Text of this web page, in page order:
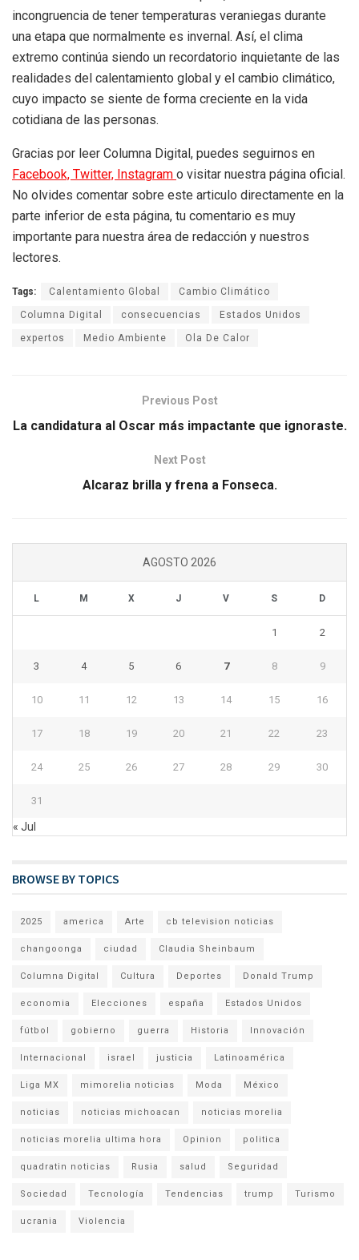
incongruencia de tener temperaturas veraniegas durante
una etapa que normalmente es invernal. Así, el clima
extremo continúa siendo un recordatorio inquietante de las
realidades del calentamiento global y el cambio climático,
cuyo impacto se siente de forma creciente en la vida
cotidiana de las personas.
Gracias por leer Columna Digital, puedes seguirnos en
Facebook, Twitter, Instagram o visitar nuestra página oficial.
No olvides comentar sobre este articulo directamente en la
parte inferior de esta página, tu comentario es muy
importante para nuestra área de redacción y nuestros
lectores.
Tags: Calentamiento Global Cambio Climático
Columna Digital consecuencias Estados Unidos
expertos Medio Ambiente Ola De Calor
Previous Post
La candidatura al Oscar más impactante que ignoraste.
Next Post
Alcaraz brilla y frena a Fonseca.
AGOSTO 2026
L M X J V S D
1 2
3 4 5 6 7 8 9
10 11 12 13 14 15 16
17 18 19 20 21 22 23
24 25 26 27 28 29 30
31
« Jul
BROWSE BY TOPICS
2025 america Arte cb television noticias
changoonga ciudad Claudia Sheinbaum
Columna Digital Cultura Deportes Donald Trump
economia Elecciones españa Estados Unidos
fútbol gobierno guerra Historia Innovación
Internacional israel justicia Latinoamérica
Liga MX mimorelia noticias Moda México
noticias noticias michoacan noticias morelia
noticias morelia ultima hora Opinion politica
quadratin noticias Rusia salud Seguridad
Sociedad Tecnología Tendencias trump Turismo
ucrania Violencia